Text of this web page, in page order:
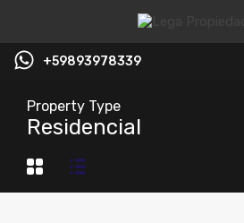
+59893978339
Property Type
Residencial